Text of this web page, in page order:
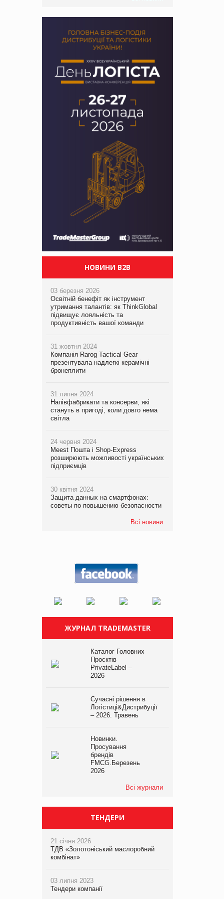
НОВИНИ B2B
03 березня 2026
Освітній бенефіт як інструмент
утримання талантів: як ThinkGlobal
підвищує лояльність та
продуктивність вашої команди
31 жовтня 2024
Компанія Rarog Tactical Gear
презентувала надлегкі керамічні
бронеплити
31 липня 2024
Напівфабрикати та консерви, які
стануть в пригоді, коли довго нема
світла
24 червня 2024
Meest Пошта і Shop-Express
розширюють можливості українських
підприємців
30 квітня 2024
Защита данных на смартфонах:
советы по повышению безопасности
Всі новини
ЖУРНАЛ TRADEMASTER
Каталог Головних
Проєктів
PrivateLabel –
2026
Сучасні рішення в
Логістиці&Дистрибуції
– 2026. Травень
Новинки.
Просування
брендів
FMCG.Березень
2026
Всі журнали
ТЕНДЕРИ
21 січня 2026
ТДВ «Золотоніський маслоробний
комбінат»
03 липня 2023
Тендери компанії